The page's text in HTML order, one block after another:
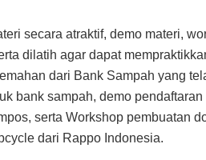
secara atraktif, demo materi,
dilatih agar dapat
dari Bank Sampah yang
bank sampah, demo
serta Workshop pembuatan
dari Rappo Indonesia.